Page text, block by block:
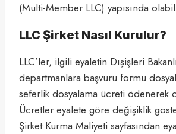
(Multi-Member LLC) yapısında
LLC Şirket Nasıl Kurulur?
LLC’ler, ilgili eyaletin Dışişleri
departmanlara başvuru formu
seferlik dosyalama ücreti ödenerek
Ücretler eyalete göre değişiklik
Şirket Kurma Maliyeti sayfasından